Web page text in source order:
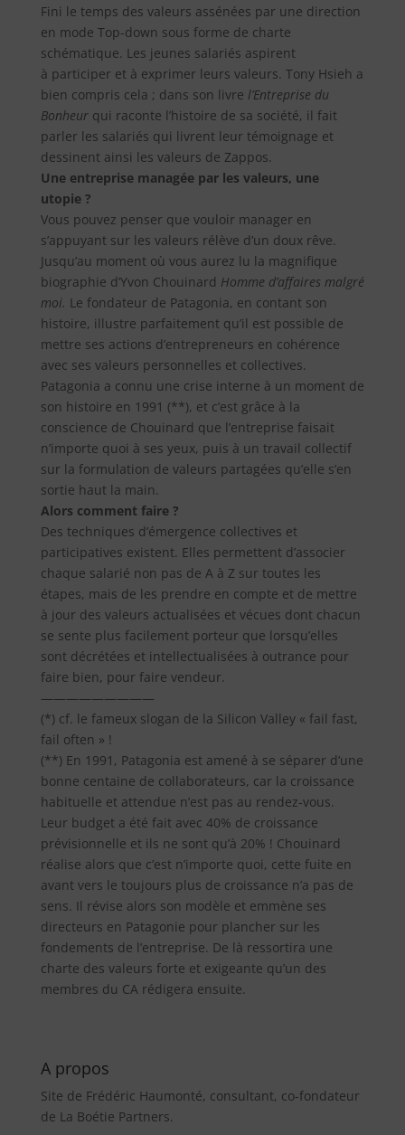
Fini le temps des valeurs assénées par une direction
en mode Top-down sous forme de charte
schématique. Les jeunes salariés aspirent
à participer et à exprimer leurs valeurs. Tony Hsieh a
bien compris cela ; dans son livre l’Entreprise du
Bonheurqui raconte l’histoire de sa société, il fait
parler les salariés qui livrent leur témoignage et
dessinent ainsi les valeurs de Zappos.
Une entreprise managée par les valeurs, une
utopie ?
Vous pouvez penser que vouloir manager en
s’appuyant sur les valeurs rélève d’un doux rêve.
Jusqu’au moment où vous aurez lu la magnifique
biographie d’Yvon Chouinard Homme d’affaires malgré
moi. Le fondateur de Patagonia, en contant son
histoire, illustre parfaitement qu’il est possible de
mettre ses actions d’entrepreneurs en cohérence
avec ses valeurs personnelles et collectives.
Patagonia a connu une crise interne à un moment de
son histoire en 1991 (**), et c’est grâce à la
conscience de Chouinard que l’entreprise faisait
n’importe quoi à ses yeux, puis à un travail collectif
sur la formulation de valeurs partagées qu’elle s’en
sortie haut la main.
Alors comment faire ?
Des techniques d’émergence collectives et
participatives existent. Elles permettent d’associer
chaque salarié non pas de A à Z sur toutes les
étapes, mais de les prendre en compte et de mettre
à jour des valeurs actualisées et vécues dont chacun
se sente plus facilement porteur que lorsqu’elles
sont décrétées et intellectualisées à outrance pour
faire bien, pour faire vendeur.
—————————
(*) cf. le fameux slogan de la Silicon Valley « fail fast,
fail often » !
(**) En 1991, Patagonia est amené à se séparer d’une
bonne centaine de collaborateurs, car la croissance
habituelle et attendue n’est pas au rendez-vous.
Leur budget a été fait avec 40% de croissance
prévisionnelle et ils ne sont qu’à 20% ! Chouinard
réalise alors que c’est n’importe quoi, cette fuite en
avant vers le toujours plus de croissance n’a pas de
sens. Il révise alors son modèle et emmène ses
directeurs en Patagonie pour plancher sur les
fondements de l’entreprise. De là ressortira une
charte des valeurs forte et exigeante qu’un des
membres du CA rédigera ensuite.
A propos
Site de Frédéric Haumonté, consultant, co-fondateur
de La Boétie Partners.